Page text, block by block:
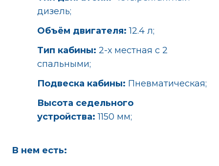
дизель;
Объём двигателя: 12.4 л;
Тип кабины: 2-х местная с 2
спальными;
Подвеска кабины: Пневматическая;
Высота седельного
устройства:1150 мм;
В нем есть: